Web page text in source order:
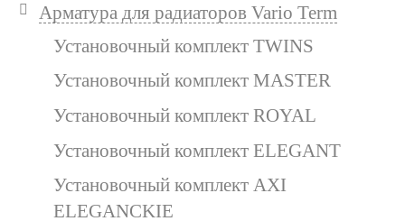
Арматура для радиаторов Vario Term
Установочный комплект TWINS
Установочный комплект MASTER
Установочный комплект ROYAL
Установочный комплект ELEGANT
Установочный комплект AXI
ELEGANCKIE